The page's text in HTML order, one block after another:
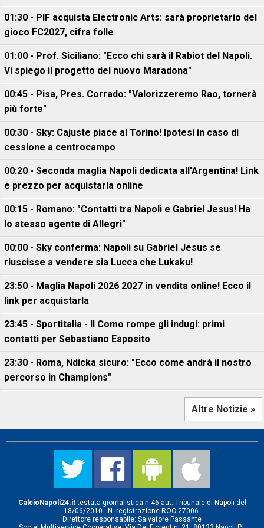
01:30 - PIF acquista Electronic Arts: sarà proprietario del
gioco FC2027, cifra folle
01:00 - Prof. Siciliano: "Ecco chi sarà il Rabiot del Napoli.
Vi spiego il progetto del nuovo Maradona"
00:45 - Pisa, Pres. Corrado: "Valorizzeremo Rao, tornerà
più forte"
00:30 - Sky: Cajuste piace al Torino! Ipotesi in caso di
cessione a centrocampo
00:20 - Seconda maglia Napoli dedicata all'Argentina! Link
e prezzo per acquistarla online
00:15 - Romano: "Contatti tra Napoli e Gabriel Jesus! Ha
lo stesso agente di Allegri"
00:00 - Sky conferma: Napoli su Gabriel Jesus se
riuscisse a vendere sia Lucca che Lukaku!
23:50 - Maglia Napoli 2026 2027 in vendita online! Ecco il
link per acquistarla
23:45 - Sportitalia - Il Como rompe gli indugi: primi
contatti per Sebastiano Esposito
23:30 - Roma, Ndicka sicuro: "Ecco come andrà il nostro
percorso in Champions"
Altre Notizie »
CalcioNapoli24.ittestata giornalistica n.46 aut. Tribunale di Napoli del
18/06/2010 - N. registrazione ROC-27006.
Direttore responsabile: Salvatore Passante